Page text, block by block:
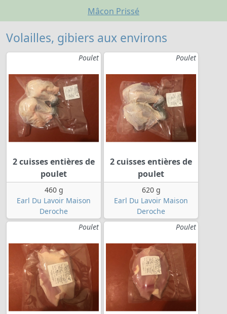
Mâcon Prissé
Volailles, gibiers aux environs
Poulet
2 cuisses entières de
poulet
460 g
Earl Du Lavoir Maison
Deroche
Poulet
2 cuisses entières de
poulet
620 g
Earl Du Lavoir Maison
Deroche
Poulet
Poulet